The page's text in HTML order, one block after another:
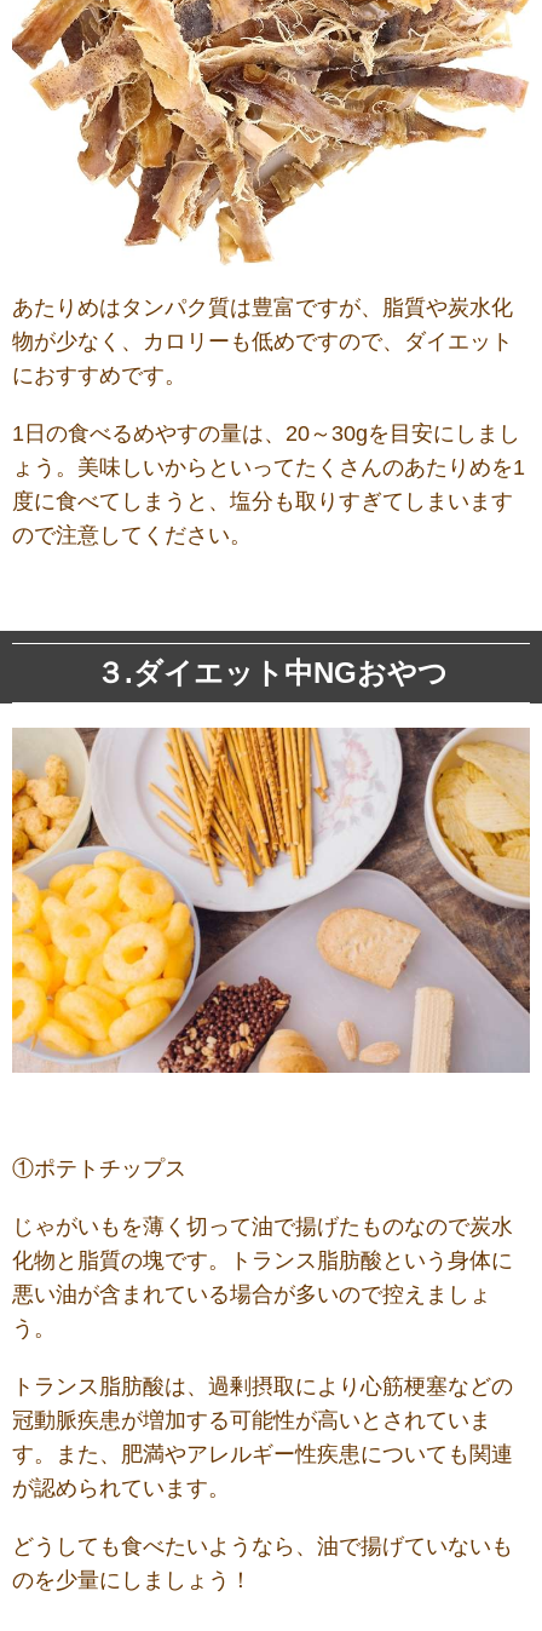
あたりめはタンパク質は豊富ですが、脂質や炭水化
物が少なく、カロリーも低めですので、ダイエット
におすすめです。
1日の食べるめやすの量は、20～30gを目安にしまし
ょう。美味しいからといってたくさんのあたりめを1
度に食べてしまうと、塩分も取りすぎてしまいます
ので注意してください。
３.ダイエット中NGおやつ
①ポテトチップス
じゃがいもを薄く切って油で揚げたものなので炭水
化物と脂質の塊です。トランス脂肪酸という身体に
悪い油が含まれている場合が多いので控えましょ
う。
トランス脂肪酸は、過剰摂取により心筋梗塞などの
冠動脈疾患が増加する可能性が高いとされていま
す。また、肥満やアレルギー性疾患についても関連
が認められています。
どうしても食べたいようなら、油で揚げていないも
のを少量にしましょう！